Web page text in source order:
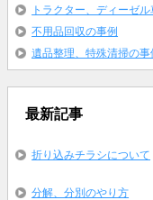
トラクター、ディーゼ
不用品回収の事例
遺品整理、特殊清掃の事
最新記事
折り込みチラシについて
分解、分別のやり方